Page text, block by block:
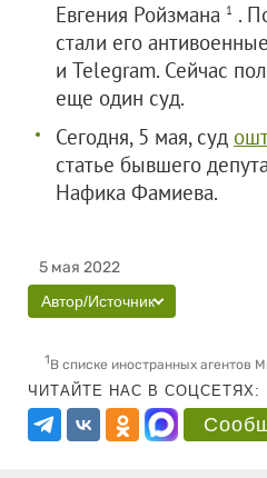
Евгения Ройзмана 1 .
стали его
и Telegram. Сейчас
еще один суд.
Сегодня, 5 мая, суд
статье бывшего
Нафика Фамиева.
5 мая 2022
Автор/Источник
1В списке иностранных агентов
ЧИТАЙТЕ НАС В СОЦСЕТЯХ: